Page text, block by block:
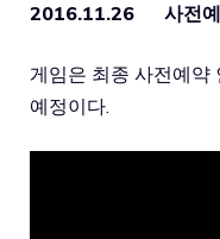
2016.11.26 사전예
게임은 최종 사전예약
예정이다.